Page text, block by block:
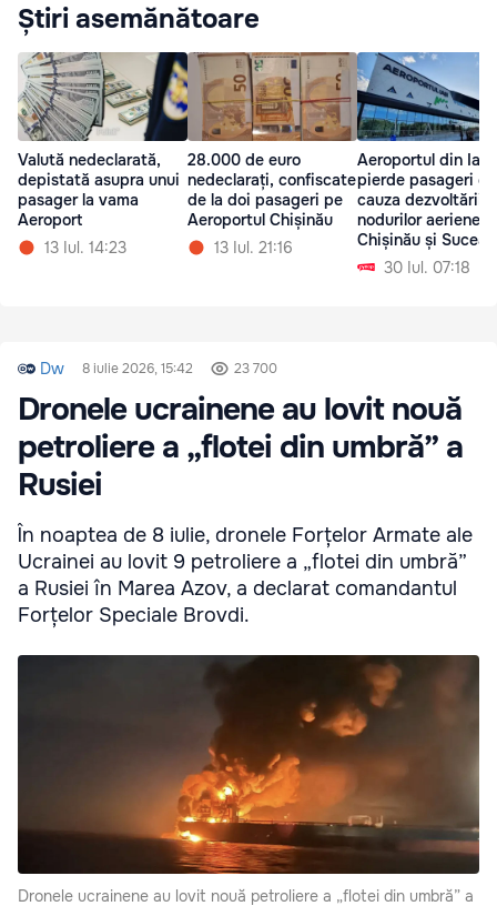
Știri asemănătoare
Valută nedeclarată,
depistată asupra unui
pasager la vama
Aeroport
13 Iul. 14:23
28.000 de euro
nedeclarați, confiscate
de la doi pasageri pe
Aeroportul Chișinău
13 Iul. 21:16
Aeroportul din Iași
pierde pasageri
cauza dezvoltării
nodurilor aeriene
Chișinău și
30 Iul. 07:18
Dw 8 iulie 2026, 15:42 23 700
Dronele ucrainene au lovit nouă
petroliere a „flotei din umbră” a
Rusiei
În noaptea de 8 iulie, dronele Forțelor Armate ale
Ucrainei au lovit 9 petroliere a „flotei din umbră”
a Rusiei în Marea Azov, a declarat comandantul
Forțelor Speciale Brovdi.
Dronele ucrainene au lovit nouă petroliere a „flotei din umbră” a